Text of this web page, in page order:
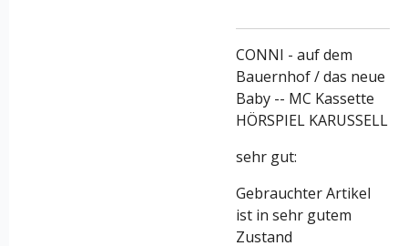
CONNI - auf dem
Bauernhof / das neue
Baby -- MC Kassette
HÖRSPIEL KARUSSELL
sehr gut:
Gebrauchter Artikel
ist in sehr gutem
Zustand